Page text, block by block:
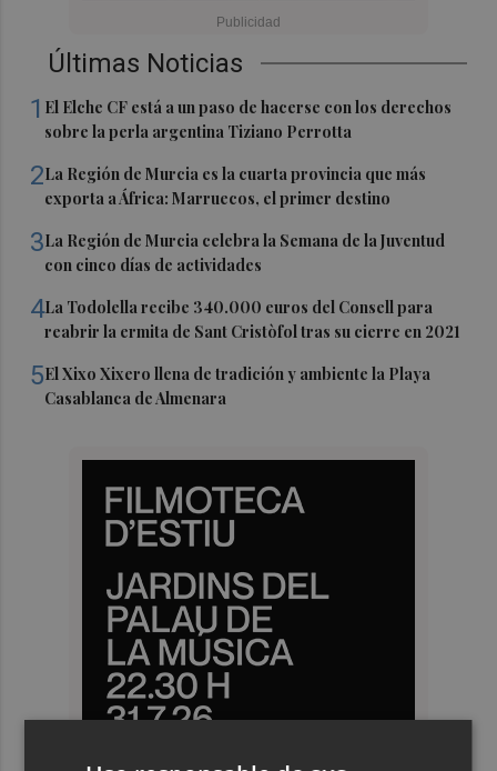
Últimas Noticias
1 El Elche CF está a un paso de hacerse con los derechos
sobre la perla argentina Tiziano Perrotta
2La Región de Murcia es la cuarta provincia que más
exporta a África: Marruecos, el primer destino
3La Región de Murcia celebra la Semana de la Juventud
con cinco días de actividades
4La Todolella recibe 340.000 euros del Consell para
reabrir la ermita de Sant Cristòfol tras su cierre en 2021
5El Xixo Xixero llena de tradición y ambiente la Playa
Casablanca de Almenara